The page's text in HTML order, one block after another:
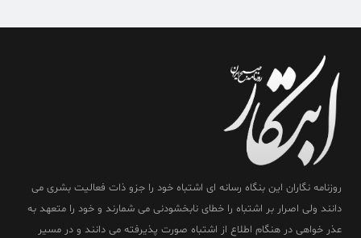
روزنامه نگاران این بنگاه رسانه ای اشتباه خود را جزو ذات فعالیت بشری می
دانند ولی اصرار بر اشتباه را خطای نابخشودنی می شمارند و خود را متعهد به
عذر خواهی در هنگام اطلاع از اشتباه صورت پذیرفته می دانند و در مسیر